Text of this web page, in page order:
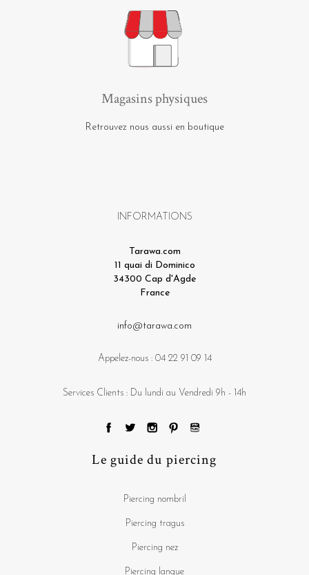
Magasins physiques
Retrouvez nous aussi en boutique
INFORMATIONS
Tarawa.com
11 quai di Dominico
34300 Cap d'Agde
France
info@tarawa.com
Appelez-nous : 04 22 91 09 14
Services Clients : Du lundi au Vendredi 9h - 14h
Le guide du piercing
Piercing nombril
Piercing tragus
Piercing nez
Piercing langue